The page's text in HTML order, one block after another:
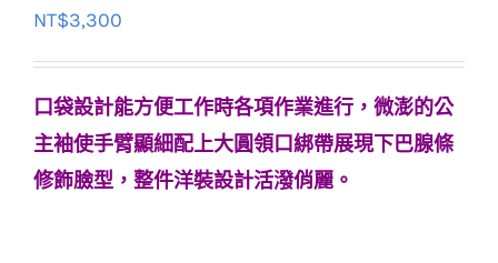
NT$3,300
口袋設計能方便工作時各項作業進行，微澎的公
主袖使手臂顯細配上大圓領口綁帶展現下巴腺條
修飾臉型，整件洋裝設計活潑俏麗。